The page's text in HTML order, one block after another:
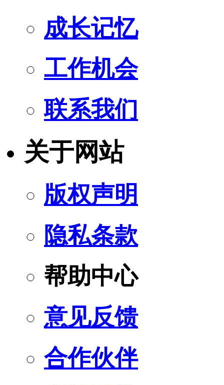
成长记忆
工作机会
联系我们
关于网站
版权声明
隐私条款
帮助中心
意见反馈
合作伙伴